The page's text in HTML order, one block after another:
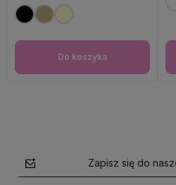
Do koszyka
Zapisz się do